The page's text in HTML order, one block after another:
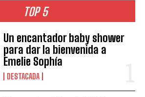
TOP 5
Un encantador baby shower
para dar la bienvenida a
Emelie Sophía
DESTACADA